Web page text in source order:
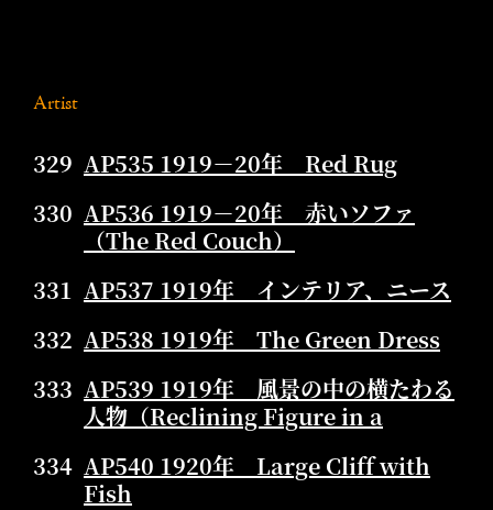
Artist
329 AP535 1919－20年 Red Rug
330 AP536 1919－20年 赤いソファ
（The Red Couch）
331 AP537 1919年 インテリア、ニース
332 AP538 1919年 The Green Dress
333 AP539 1919年 風景の中の横たわる
人物（Reclining Figure in a
334 AP540 1920年 Large Cliff with
Fish